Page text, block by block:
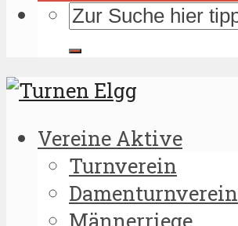
Vereine Aktive
Turnverein
Damenturnverein
Männerriege